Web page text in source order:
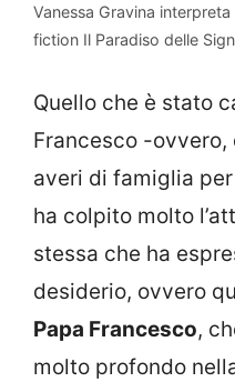
Vanessa Gravina
fiction Il Paradiso delle
Quello che è stato
Francesco -
averi di famiglia
ha colpito molto
stessa che ha
desiderio, ovvero
Papa Francesco,
molto profondo